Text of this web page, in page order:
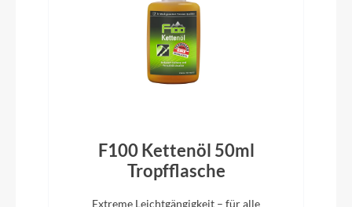
KTM Line adjust. 0-60° internal
Rahmentyp
Diamant
2024
F100 Kettenöl 50ml
Tropfflasche
Extreme Leichtgängigkeit – für alle